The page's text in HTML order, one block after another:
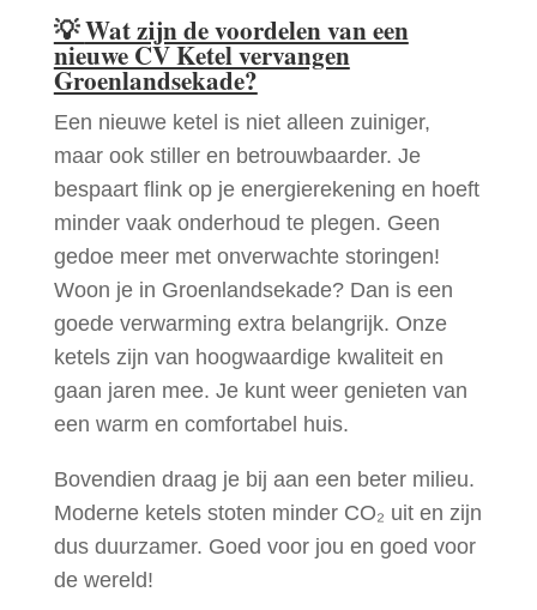
💡Wat zijn de voordelen van een
nieuwe CV Ketel vervangen
Groenlandsekade?
Een nieuwe ketel is niet alleen zuiniger,
maar ook stiller en betrouwbaarder. Je
bespaart flink op je energierekening en hoeft
minder vaak onderhoud te plegen. Geen
gedoe meer met onverwachte storingen!
Woon je in Groenlandsekade? Dan is een
goede verwarming extra belangrijk. Onze
ketels zijn van hoogwaardige kwaliteit en
gaan jaren mee. Je kunt weer genieten van
een warm en comfortabel huis.
Bovendien draag je bij aan een beter milieu.
Moderne ketels stoten minder CO₂ uit en zijn
dus duurzamer. Goed voor jou en goed voor
de wereld!